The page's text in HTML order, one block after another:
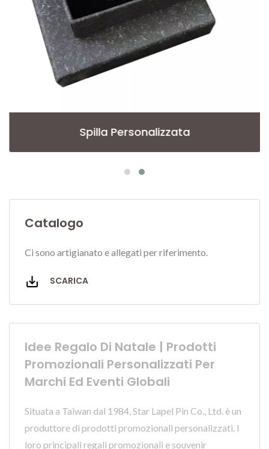
Spilla Personalizzata
Catalogo
Ci sono artigianato e allegati per riferimento.
SCARICA
Idee Regalo Di Natale | Prodotti
Promozionali Personalizzati Per
Marchi Ed Eventi Globali
Situata a Taiwan dal 1984, Star Lapel Pin Co., Ltd. è un
produttore di prodotti promozionali personalizzati. I
loro principali regali promozionali e souvenir